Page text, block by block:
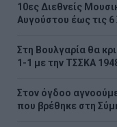
10ες Διεθνείς
Αυγούστου έως τις 6
Στη Βουλγαρία θα
1-1 με την ΤΣΣΚΑ
Στον όγδοο
που βρέθηκε στη